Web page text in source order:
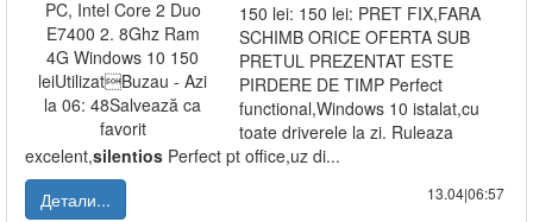
150 lei: 150 lei: PRET FIX,FARA
SCHIMB ORICE OFERTA SUB
PRETUL PREZENTAT ESTE
PIRDERE DE TIMP Perfect
functional,Windows 10 istalat,cu
toate driverele la zi. Ruleaza
excelent,silentios Perfect pt office,uz di...
Детали...
13.04|06:57